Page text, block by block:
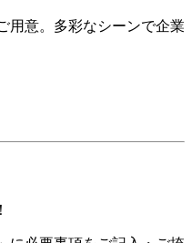
用意。多彩なシーンで企業